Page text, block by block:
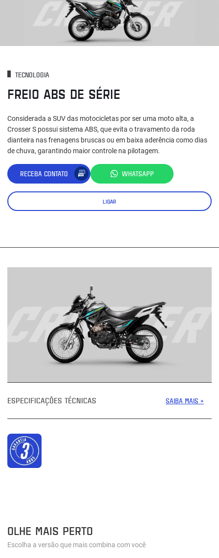
TECNOLOGIA
FREIO ABS DE SÉRIE
Considerada a SUV das motocicletas por ser uma moto alta, a
Crosser S possui sistema ABS, que evita o travamento da roda
dianteira nas frenagens bruscas ou em baixa aderência como dias
de chuva, garantindo maior controle na pilotagem.
RECEBA CONTATO WHATSAPP
LIGAR
ESPECIFICAÇÕES TÉCNICAS SAIBA MAIS +
OLHE MAIS PERTO
Escolha a versão que mais combina com você